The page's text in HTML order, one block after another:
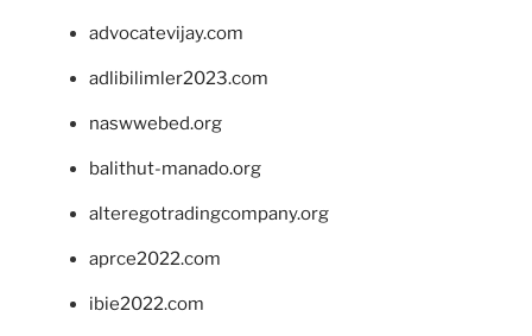
advocatevijay.com
adlibilimler2023.com
naswwebed.org
balithut-manado.org
alteregotradingcompany.org
aprce2022.com
ibie2022.com